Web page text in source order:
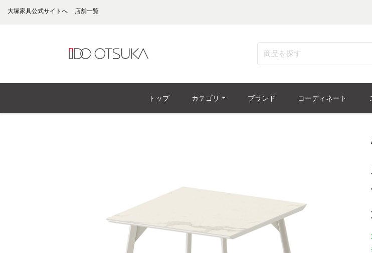
大塚家具公式サイトへ 店舗一覧
トップ カテゴリ ブランド コーディネート